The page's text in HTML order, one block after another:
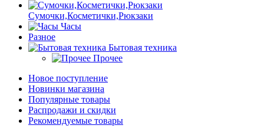
Сумочки,Косметички,Рюкзаки
Часы
Разное
Бытовая техника
Прочее
Новое поступление
Новинки магазина
Популярные товары
Распродажи и скидки
Рекомендуемые товары